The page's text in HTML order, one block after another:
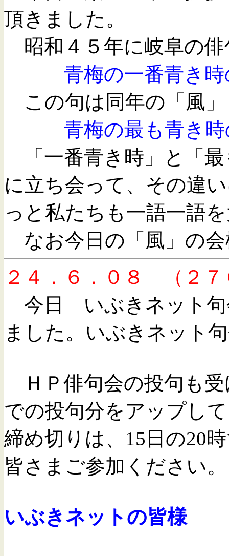
頂きました。
昭和４５年に岐阜の俳
青梅の一番青
この句は同年の「風」
青梅の最も青
「一番青き時」と「最
に立ち会って、その違
っと私たちも一語一語
なお今日の「風」の会
２４．６．０８ （２７
今日 いぶきネット句
ました。 いぶきネット
ＨＰ俳句会の投句も
での投句分をアップし
締め切りは、15日の20
皆さまご参加ください。
いぶきネットの皆様